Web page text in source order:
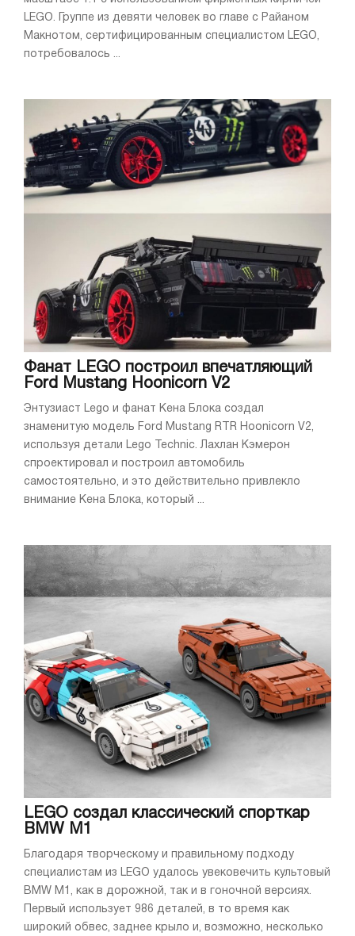
LEGO. Группе из девяти человек во главе с Райаном
Макнотом, сертифицированным специалистом LEGO,
потребовалось ...
Фанат LEGO построил впечатляющий
Ford Mustang Hoonicorn V2
Энтузиаст Lego и фанат Кена Блока создал
знаменитую модель Ford Mustang RTR Hoonicorn V2,
используя детали Lego Technic. Лахлан Кэмерон
спроектировал и построил автомобиль
самостоятельно, и это действительно привлекло
внимание Кена Блока, который ...
LEGO создал классический спорткар
BMW M1
Благодаря творческому и правильному подходу
специалистам из LEGO удалось увековечить культовый
BMW M1, как в дорожной, так и в гоночной версиях.
Первый использует 986 деталей, в то время как
широкий обвес, заднее крыло и, возможно, несколько